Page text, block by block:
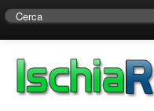
Centro di Ricerche